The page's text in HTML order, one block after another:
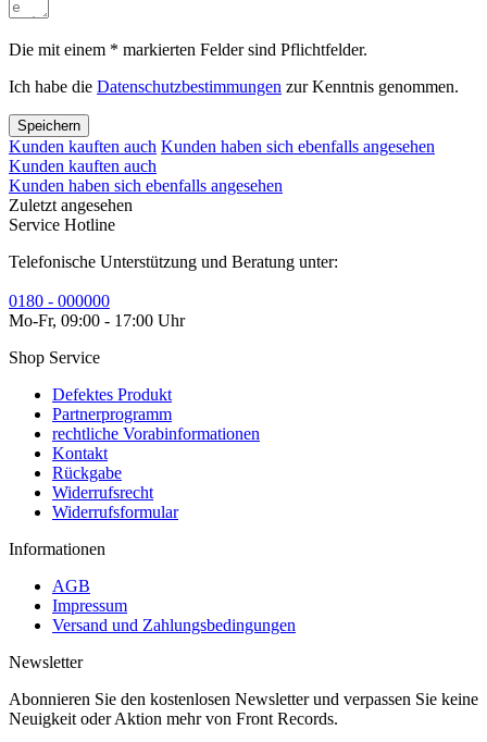
Die mit einem * markierten Felder sind Pflichtfelder.
Ich habe die Datenschutzbestimmungen zur Kenntnis genommen.
Speichern
Kunden kauften auch Kunden haben sich ebenfalls angesehen
Kunden kauften auch
Kunden haben sich ebenfalls angesehen
Zuletzt angesehen
Service Hotline
Telefonische Unterstützung und Beratung unter:
0180 - 000000
Mo-Fr, 09:00 - 17:00 Uhr
Shop Service
Defektes Produkt
Partnerprogramm
rechtliche Vorabinformationen
Kontakt
Rückgabe
Widerrufsrecht
Widerrufsformular
Informationen
AGB
Impressum
Versand und Zahlungsbedingungen
Newsletter
Abonnieren Sie den kostenlosen Newsletter und verpassen Sie keine
Neuigkeit oder Aktion mehr von Front Records.